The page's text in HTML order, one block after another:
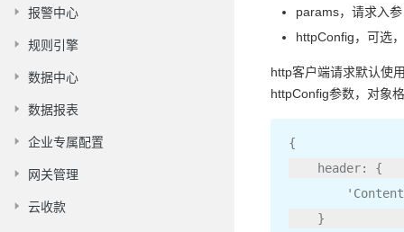
报警中心
规则引擎
数据中心
数据报表
企业专属配置
网关管理
云收款
params，请求入
httpConfig，可选
http客户端请求默认使
httpConfig参数，对象
{
    header
:
{
}